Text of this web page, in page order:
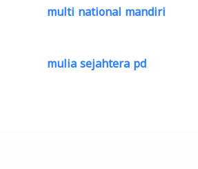
multi national mandiri
mulia sejahtera pd